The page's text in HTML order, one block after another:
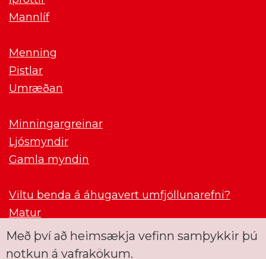
Mannlíf
Menning
Pistlar
Umræðan
Minningargreinar
Ljósmyndir
Gamla myndin
Viltu benda á áhugavert umfjöllunarefni?
Matur
Með því að heimsækja vefinn samþykkir þú
notkun á vafrakökum.